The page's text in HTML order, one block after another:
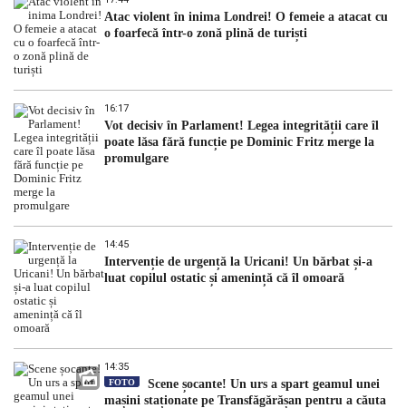
Atac violent în inima Londrei! O femeie a atacat cu
o foarfecă într-o zonă plină de turiști
16:17
Vot decisiv în Parlament! Legea integrității care îl
poate lăsa fără funcție pe Dominic Fritz merge la
promulgare
14:45
Intervenție de urgență la Uricani! Un bărbat și-a
luat copilul ostatic și amenință că îl omoară
14:35
FOTO
Scene șocante! Un urs a spart geamul unei
mașini staționate pe Transfăgărășan pentru a căuta